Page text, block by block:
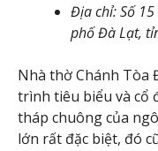
Địa chỉ: Số
phố Đà Lạt,
Nhà thờ Chánh
trình tiêu biểu và cổ
tháp chuông của
lớn rất đặc biệt, đó